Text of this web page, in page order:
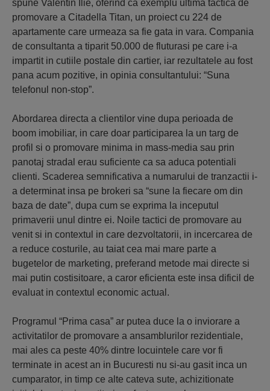
spune Valentin Ilie, oferind ca exemplu ultima tactica de
promovare a Citadella Titan, un proiect cu 224 de
apartamente care urmeaza sa fie gata in vara. Compania
de consultanta a tiparit 50.000 de fluturasi pe care i-a
impartit in cutiile postale din cartier, iar rezultatele au fost
pana acum pozitive, in opinia consultantului: “Suna
telefonul non-stop”.
Abordarea directa a clientilor vine dupa perioada de
boom imobiliar, in care doar participarea la un targ de
profil si o promovare minima in mass-media sau prin
panotaj stradal erau suficiente ca sa aduca potentiali
clienti. Scaderea semnificativa a numarului de tranzactii i-
a determinat insa pe brokeri sa “sune la fiecare om din
baza de date”, dupa cum se exprima la inceputul
primaverii unul dintre ei. Noile tactici de promovare au
venit si in contextul in care dezvoltatorii, in incercarea de
a reduce costurile, au taiat cea mai mare parte a
bugetelor de marketing, preferand metode mai directe si
mai putin costisitoare, a caror eficienta este insa dificil de
evaluat in contextul economic actual.
Programul “Prima casa” ar putea duce la o inviorare a
activitatilor de promovare a ansamblurilor rezidentiale,
mai ales ca peste 40% dintre locuintele care vor fi
terminate in acest an in Bucuresti nu si-au gasit inca un
cumparator, in timp ce alte cateva sute, achizitionate